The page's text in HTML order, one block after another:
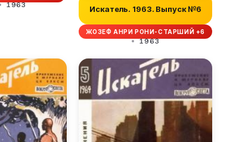
1963 Искатель. 1963. Выпуск №6
ЖОЗЕФ АНРИ РОНИ-СТАРШИЙ +6
1963